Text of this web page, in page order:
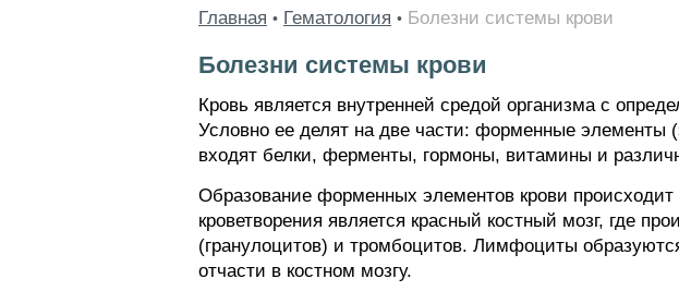
Главная • Гематология • Болезни системы крови
Болезни системы крови
Кровь является внутренней средой организма с
Условно ее делят на две части: форменные элементы
входят белки, ферменты, гормоны, витамины и
Образование форменных элементов крови
кроветворения является красный костный мозг, где
(гранулоцитов) и тромбоцитов. Лимфоциты
отчасти в костном мозгу.